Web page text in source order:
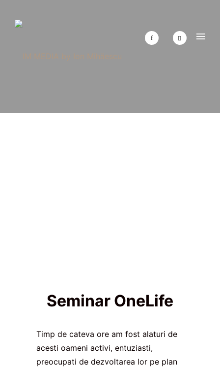
Seminar OneLife
Timp de cateva ore am fost alaturi de
acesti oameni activi, entuziasti,
preocupati de dezvoltarea lor pe plan